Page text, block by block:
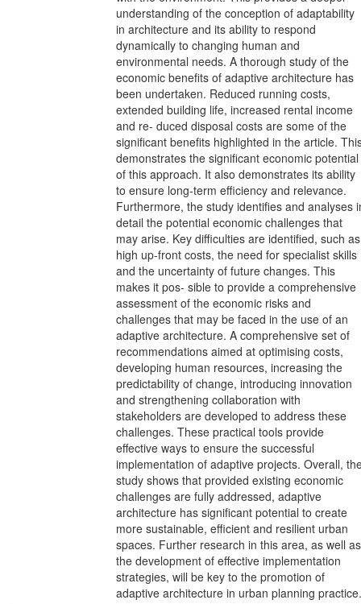
understanding of the conception of adaptability
in architecture and its ability to respond
dynamically to changing human and
environmental needs. A thorough study of the
economic benefits of adaptive architecture has
been undertaken. Reduced running costs,
extended building life, increased rental income
and re- duced disposal costs are some of the
significant benefits highlighted in the article.
demonstrates the significant economic potential
of this approach. It also demonstrates its ability
to ensure long-term efficiency and relevance.
Furthermore, the study identifies and analyses
detail the potential economic challenges that
may arise. Key difficulties are identified, such as
high up-front costs, the need for specialist skills
and the uncertainty of future changes. This
makes it pos- sible to provide a comprehensive
assessment of the economic risks and
challenges that may be faced in the use of an
adaptive architecture. A comprehensive set of
recommendations aimed at optimising costs,
developing human resources, increasing the
predictability of change, introducing innovation
and strengthening collaboration with
stakeholders are developed to address these
challenges. These practical tools provide
effective ways to ensure the successful
implementation of adaptive projects. Overall,
study shows that provided existing economic
challenges are fully addressed, adaptive
architecture has significant potential to create
more sustainable, efficient and resilient urban
spaces. Further research in this area, as well as
the development of effective implementation
strategies, will be key to the promotion of
adaptive architecture in urban planning practice.